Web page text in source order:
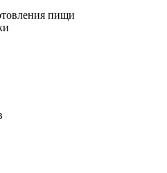
пищи